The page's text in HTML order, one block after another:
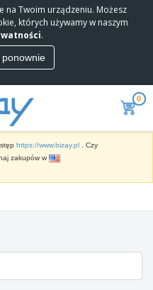
na Twoim urządzeniu. Możesz
których używamy w naszym
.
0
https://www.bizay.pl
. Czy
zakupów w